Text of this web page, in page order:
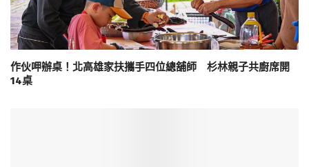
作伙呷辦桌！北高雄家扶攜手四位總舖師 杉林親子共廚席開
14桌